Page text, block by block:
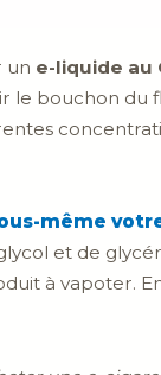
un e-liquide au
le bouchon
même
et de
à vapoter.